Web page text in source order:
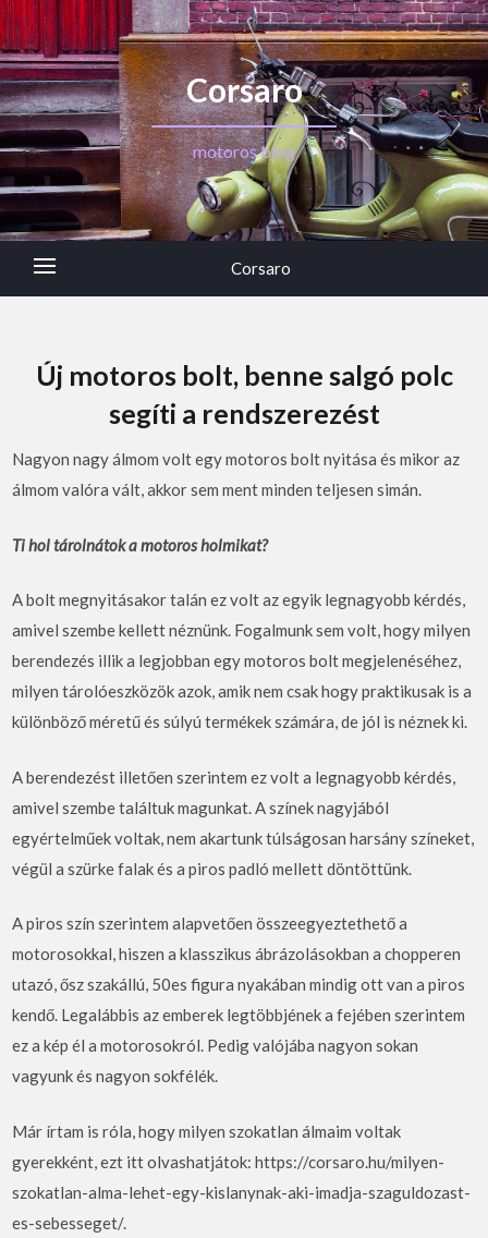
Corsaro
motoros blog
Corsaro
Új motoros bolt, benne salgó polc
segíti a rendszerezést
Nagyon nagy álmom volt egy motoros bolt nyitása és mikor az
álmom valóra vált, akkor sem ment minden teljesen simán.
Ti hol tárolnátok a motoros holmikat?
A bolt megnyitásakor talán ez volt az egyik legnagyobb kérdés,
amivel szembe kellett néznünk. Fogalmunk sem volt, hogy milyen
berendezés illik a legjobban egy motoros bolt megjelenéséhez,
milyen tárolóeszközök azok, amik nem csak hogy praktikusak is a
különböző méretű és súlyú termékek számára, de jól is néznek ki.
A berendezést illetően szerintem ez volt a legnagyobb kérdés,
amivel szembe találtuk magunkat. A színek nagyjából
egyértelműek voltak, nem akartunk túlságosan harsány színeket,
végül a szürke falak és a piros padló mellett döntöttünk.
A piros szín szerintem alapvetően összeegyeztethető a
motorosokkal, hiszen a klasszikus ábrázolásokban a chopperen
utazó, ősz szakállú, 50es figura nyakában mindig ott van a piros
kendő. Legalábbis az emberek legtöbbjének a fejében szerintem
ez a kép él a motorosokról. Pedig valójába nagyon sokan
vagyunk és nagyon sokfélék.
Már írtam is róla, hogy milyen szokatlan álmaim voltak
gyerekként, ezt itt olvashatjátok: https://corsaro.hu/milyen-
szokatlan-alma-lehet-egy-kislanynak-aki-imadja-szaguldozast-
es-sebesseget/.